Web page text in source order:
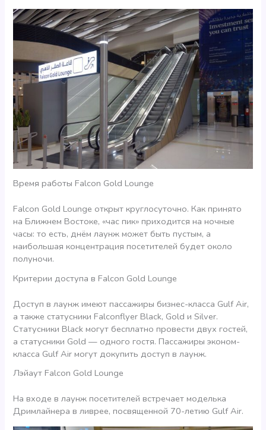
Время работы Falcon Gold Lounge
Falcon Gold Lounge открыт круглосуточно. Как принято
на Ближнем Востоке, «час пик» приходится на ночные
часы: то есть, днём лаунж может быть пустым, а
наибольшая концентрация посетителей будет около
полуночи.
Критерии доступа в Falcon Gold Lounge
Доступ в лаунж имеют пассажиры бизнес-класса Gulf Air,
а также статусники Falconflyer Black, Gold и Silver.
Статусники Black могут бесплатно провести двух гостей,
а статусники Gold — одного гостя. Пассажиры эконом-
класса Gulf Air могут докупить доступ в лаунж.
Лэйаут Falcon Gold Lounge
На входе в лаунж посетителей встречает моделька
Дримлайнера в ливрее, посвященной 70-летию Gulf Air.